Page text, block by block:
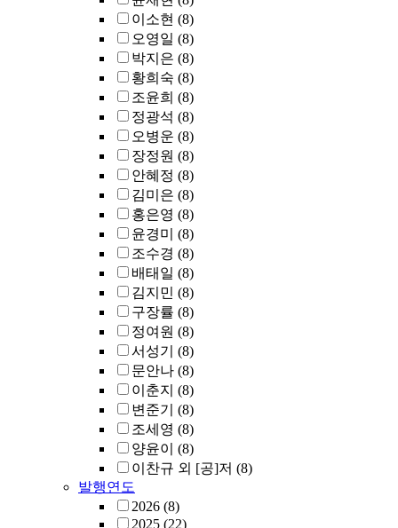
이소현 (8)
오영일 (8)
박지은 (8)
황희숙 (8)
조윤희 (8)
정광석 (8)
오병운 (8)
장정원 (8)
안혜정 (8)
김미은 (8)
홍은영 (8)
윤경미
(8)
조수경 (8)
배태일 (8)
김지민 (8)
구장률 (8)
정여원 (8)
서성기
(8)
문안나 (8)
이춘지 (8)
변준기
(8)
조세영 (8)
양윤이
(8)
이찬규 외 [공]저 (8)
발행연도
2026 (8)
2025 (22)